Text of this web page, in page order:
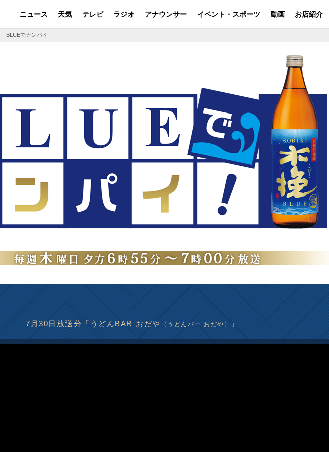
ニュース 天気 テレビ ラジオ アナウンサー イベント・スポーツ 動画 お店紹介
BLUEでカンパイ
7月30日放送分「うどんBAR おだや （うどんバー おだや） 」